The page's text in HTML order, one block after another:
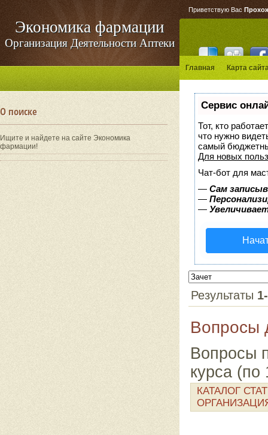
Экономика фармации
Организация Деятельности Аптеки
О поиске
Ищите и найдете на сайте Экономика
фармации!
Приветствую Вас
Главная Карта
Сервис
Тот, кто
что нужно
самый
Для новых
Чат-бот для
— Сам
—
—
Результаты
Вопросы
Вопросы
курса (по
КАТАЛОГ